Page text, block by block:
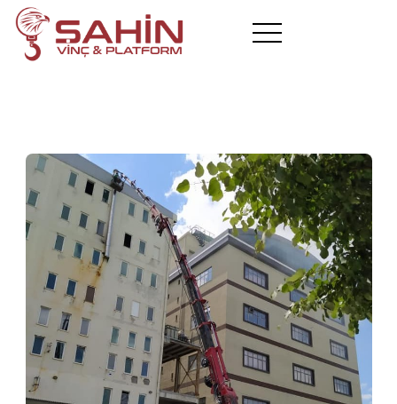
Hizmetlerimiz
Projelerimiz
Hizmet Bölgelerimiz
Blog
Referanslar
İletişim